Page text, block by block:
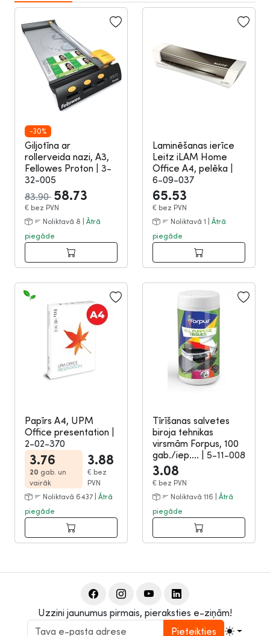
-30%
Giljotīna ar
rollerveida nazi, A3,
Fellowes Proton
3-
32-005
83.90 58.73
€ bez PVN
Noliktavā 8 | Ātrā
piegāde
Laminēšanas ierīce
Leitz iLAM Home
Office A4, pelēka
6-09-037
65.53
€ bez PVN
Noliktavā 1 | Ātrā
piegāde
Papīrs A4, UPM
Office presentation
2-02-370
3.76
20 gab. un
vairāk
3.88
€ bez
PVN
Noliktavā 6437 | Ātrā
piegāde
Tīrīšanas salvetes
biroja tehnikas
virsmām Forpus, 100
gab./iep....
5-11-008
3.08
€ bez PVN
Noliktavā 116 | Ātrā
piegāde
Uzzini jaunumus pirmais, pieraksties e-ziņām!
Pieteikties